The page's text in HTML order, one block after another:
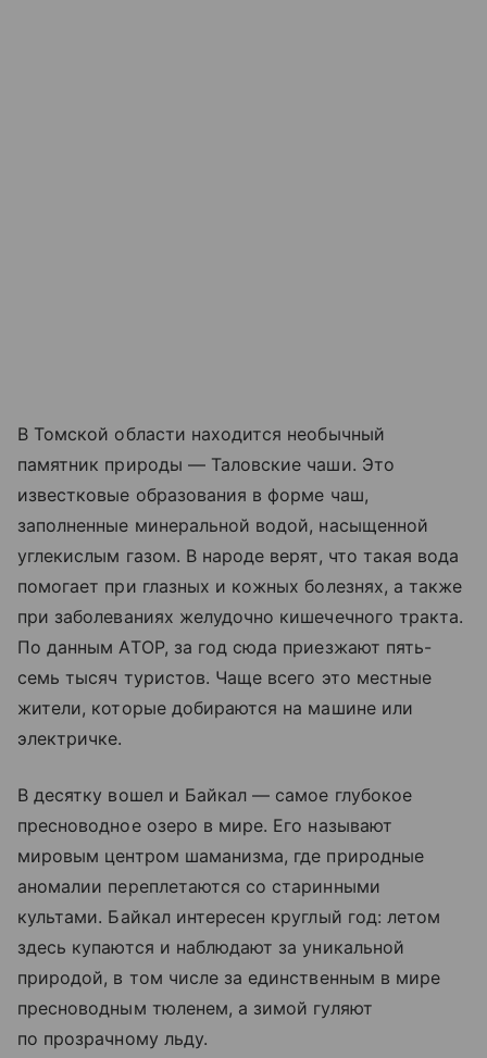
В Томской области находится необычный
памятник природы — Таловские чаши. Это
известковые образования в форме чаш,
заполненные минеральной водой, насыщенной
углекислым газом. В народе верят, что такая вода
помогает при глазных и кожных болезнях, а также
при заболеваниях желудочно кишечечного тракта.
По данным АТОР, за год сюда приезжают пять-
семь тысяч туристов. Чаще всего это местные
жители, которые добираются на машине или
электричке.
В десятку вошел и Байкал — самое глубокое
пресноводное озеро в мире. Его называют
мировым центром шаманизма, где природные
аномалии переплетаются со старинными
культами. Байкал интересен круглый год: летом
здесь купаются и наблюдают за уникальной
природой, в том числе за единственным в мире
пресноводным тюленем, а зимой гуляют
по прозрачному льду.